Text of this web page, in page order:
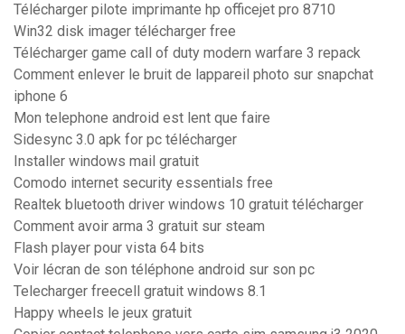
Télécharger pilote imprimante hp officejet pro 8710
Win32 disk imager télécharger free
Télécharger game call of duty modern warfare 3 repack
Comment enlever le bruit de lappareil photo sur snapchat
iphone 6
Mon telephone android est lent que faire
Sidesync 3.0 apk for pc télécharger
Installer windows mail gratuit
Comodo internet security essentials free
Realtek bluetooth driver windows 10 gratuit télécharger
Comment avoir arma 3 gratuit sur steam
Flash player pour vista 64 bits
Voir lécran de son téléphone android sur son pc
Telecharger freecell gratuit windows 8.1
Happy wheels le jeux gratuit